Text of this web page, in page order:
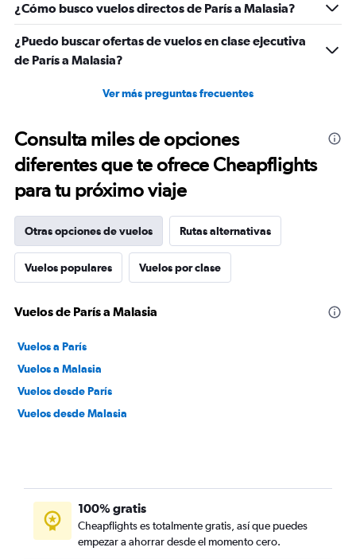
0
to
15.
¿Cómo busco vuelos directos de París a Malasia?
¿Puedo buscar ofertas de vuelos en clase ejecutiva
de París a Malasia?
Ver más preguntas frecuentes
Consulta miles de opciones
diferentes que te ofrece Cheapflights
para tu próximo viaje
Otras opciones de vuelos Rutas alternativas
Vuelos populares Vuelos por clase
Vuelos de París a Malasia
Vuelos a París
Vuelos a Malasia
Vuelos desde París
Vuelos desde Malasia
100% gratis
Cheapflights es totalmente gratis, así que puedes
empezar a ahorrar desde el momento cero.